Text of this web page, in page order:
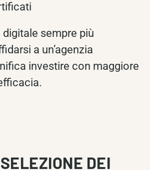
sempre più
a un’agenzia
investire con maggiore
DEI